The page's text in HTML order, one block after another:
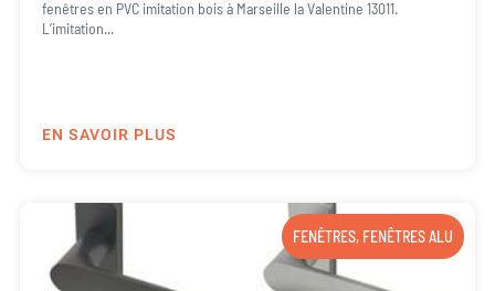
fenêtres en PVC imitation bois à Marseille la Valentine 13011.
L’imitation...
EN SAVOIR PLUS
FENÊTRES, FENÊTRES ALU